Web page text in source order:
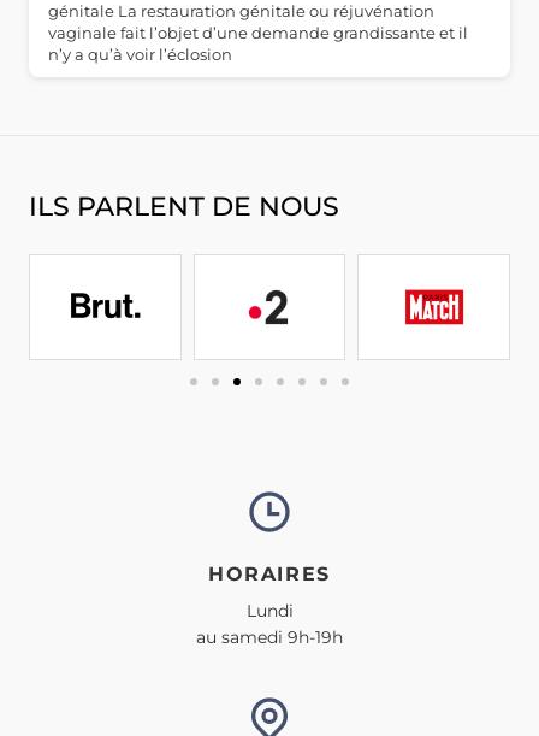
génitale La restauration génitale ou réjuvénation
vaginale fait l’objet d’une demande grandissante et il
n’y a qu’à voir l’éclosion
ILS PARLENT DE NOUS
HORAIRES
Lundi
au samedi 9h-19h